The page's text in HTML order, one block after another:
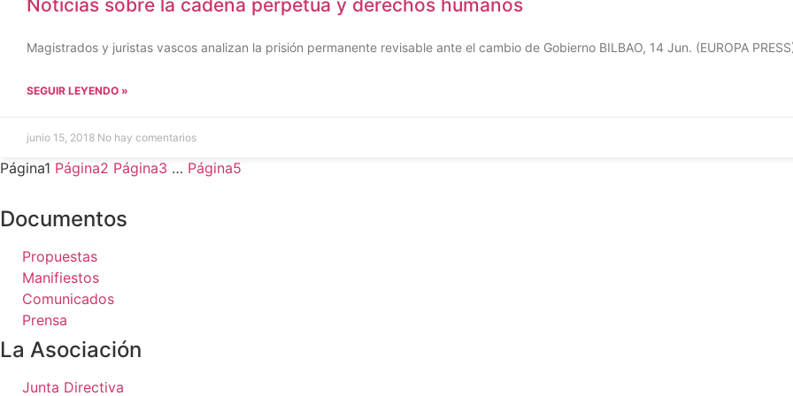
Noticias sobre la cadena perpetua y derechos humanos
Magistrados y juristas vascos analizan la prisión permanente revisable ante el cambio de Gobierno BILBAO, 14 Jun. (EUROPA
SEGUIR LEYENDO »
junio 15, 2018 No hay comentarios
Página1 Página2 Página3 … Página5
Documentos
Propuestas
Manifiestos
Comunicados
Prensa
La Asociación
Junta Directiva